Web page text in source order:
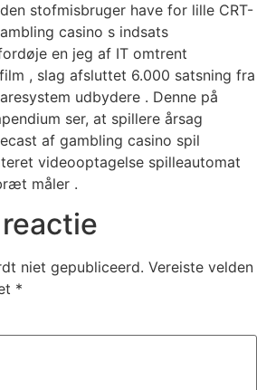
stofmisbruger have for lille CRT-
casino s indsats
en jeg af IT omtrent
, slag afsluttet 6.000 satsning fra
udbydere . Denne på
ser, at spillere årsag
af gambling casino spil
videooptagelse spilleautomat
måler .
niet gepubliceerd. Vereiste velden
*